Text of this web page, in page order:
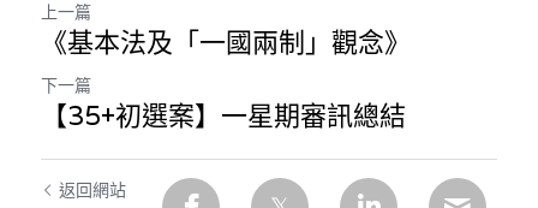
上一篇
《基本法及「一國兩制」觀念》
下一篇
【35+初選案】一星期審訊總結
返回網站